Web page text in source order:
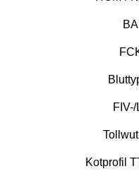
Kotprofil